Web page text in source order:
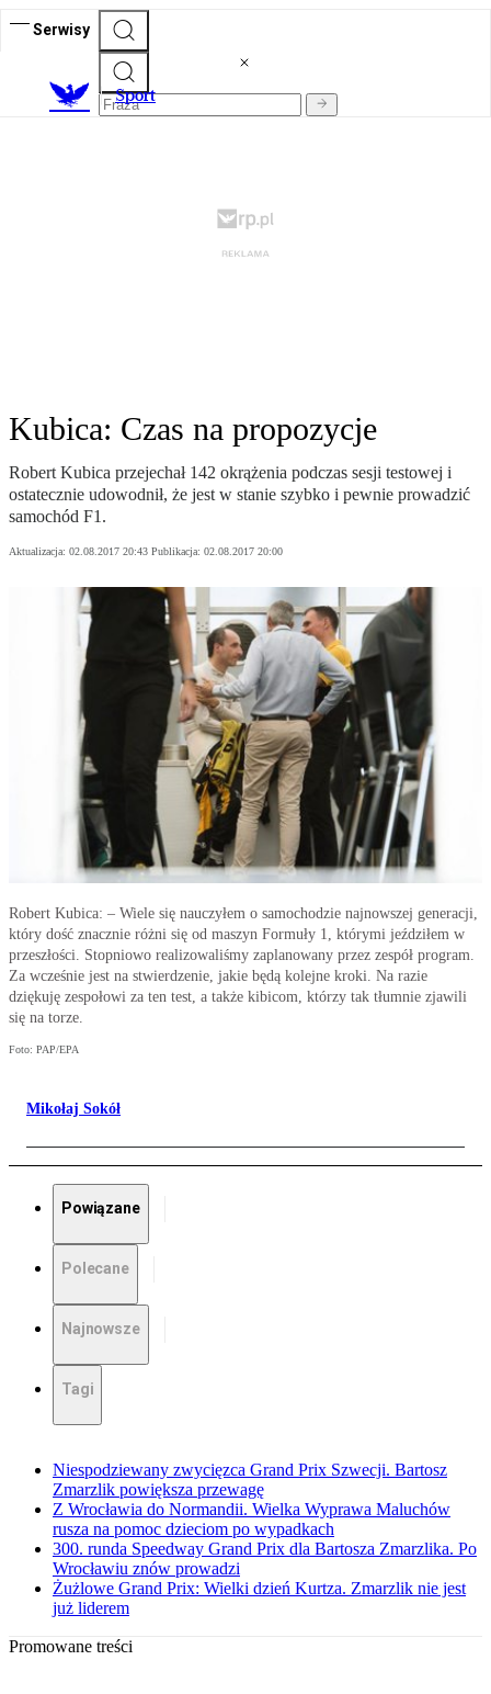
Serwisy
Sport
Kubica: Czas na propozycje
Robert Kubica przejechał 142 okrążenia podczas sesji testowej i
ostatecznie udowodnił, że jest w stanie szybko i pewnie prowadzić
samochód F1.
Aktualizacja: 02.08.2017 20:43 Publikacja: 02.08.2017 20:00
Robert Kubica: – Wiele się nauczyłem o samochodzie najnowszej generacji,
który dość znacznie różni się od maszyn Formuły 1, którymi jeździłem w
przeszłości. Stopniowo realizowaliśmy zaplanowany przez zespół program.
Za wcześnie jest na stwierdzenie, jakie będą kolejne kroki. Na razie
dziękuję zespołowi za ten test, a także kibicom, którzy tak tłumnie zjawili
się na torze.
Foto: PAP/EPA
Mikołaj Sokół
Powiązane
Polecane
Najnowsze
Tagi
Niespodziewany zwycięzca Grand Prix Szwecji. Bartosz
Zmarzlik powiększa przewagę
Z Wrocławia do Normandii. Wielka Wyprawa Maluchów
rusza na pomoc dzieciom po wypadkach
300. runda Speedway Grand Prix dla Bartosza Zmarzlika. Po
Wrocławiu znów prowadzi
Żużlowe Grand Prix: Wielki dzień Kurtza. Zmarzlik nie jest
już liderem
Promowane treści